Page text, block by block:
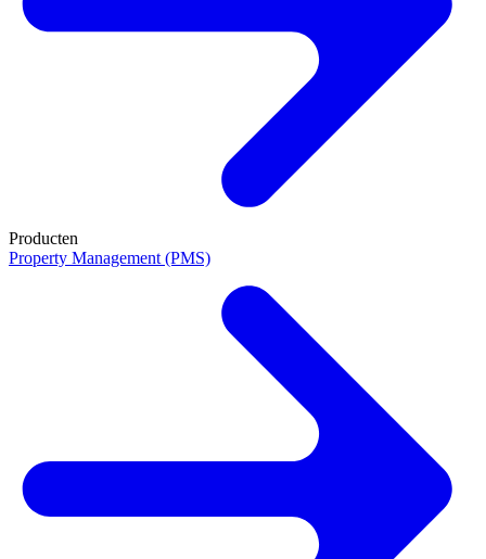
Producten
Property Management (PMS)